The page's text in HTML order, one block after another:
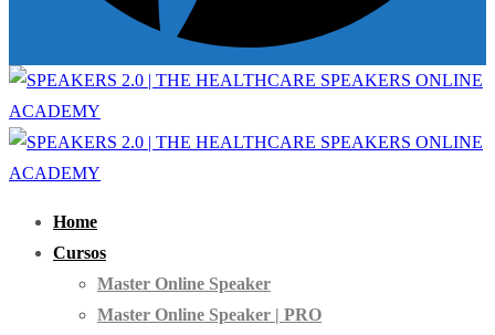
Home
Cursos
Master Online Speaker
Master Online Speaker | PRO